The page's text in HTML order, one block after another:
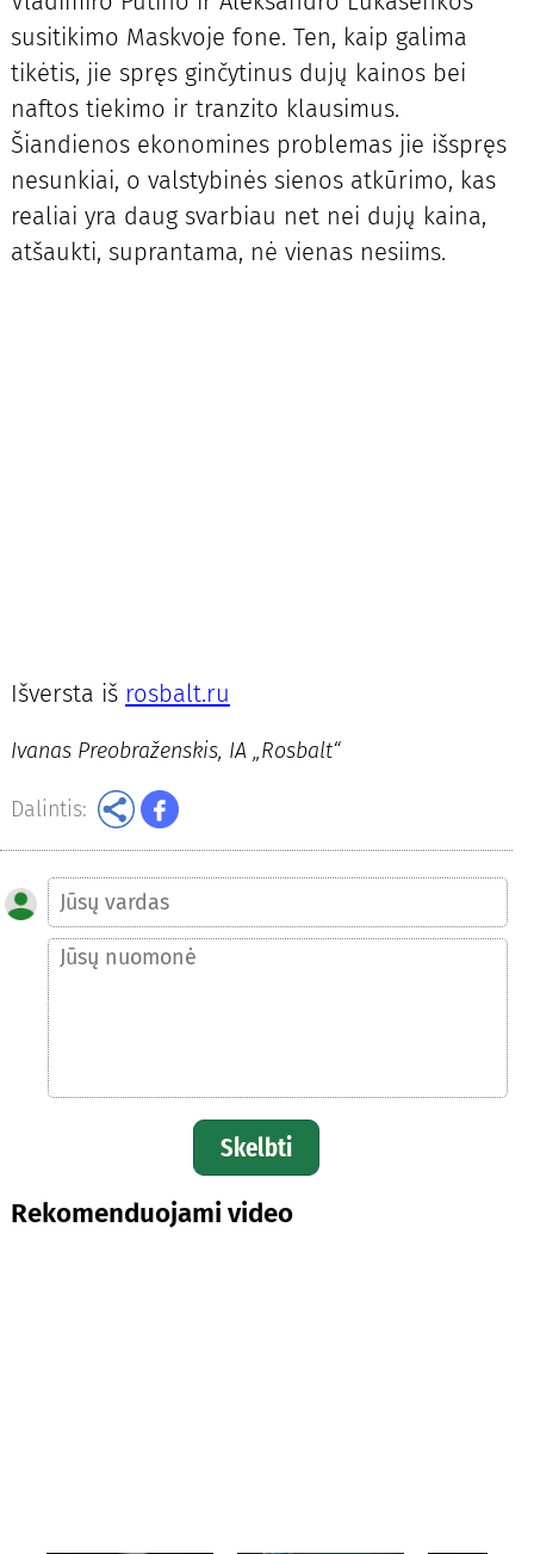
susitikimo Maskvoje fone. Ten, kaip galima
tikėtis, jie spręs ginčytinus dujų kainos bei
naftos tiekimo ir tranzito klausimus.
Šiandienos ekonomines problemas jie išspręs
nesunkiai, o valstybinės sienos atkūrimo, kas
realiai yra daug svarbiau net nei dujų kaina,
atšaukti, suprantama, nė vienas nesiims.
Išversta iš rosbalt.ru
Ivanas Preobraženskis, IA „Rosbalt“
Dalintis:
Skelbti
Rekomenduojami video